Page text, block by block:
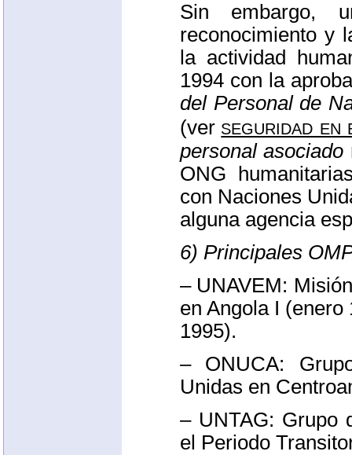
Sin embargo,
reconocimiento y
la actividad
1994 con la
del Personal de
(ver seguridad
personal asociado
ONG
con Naciones
alguna agencia
6) Principales
– UNAVEM:
en Angola I
1995).
– ONUCA:
Unidas en
– UNTAG: Grupo
el Periodo